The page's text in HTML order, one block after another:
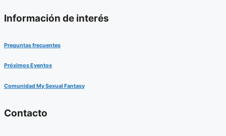
Información de interés
Preguntas frecuentes
Próximos Eventos
Comunidad My Sexual Fantasy
Contacto